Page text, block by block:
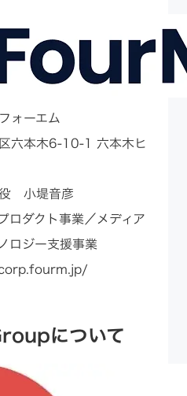
ーエム
本木6-10-1 六本木ヒ
小堤音彦
ダクト事業／メディア
ロジー支援事業
について